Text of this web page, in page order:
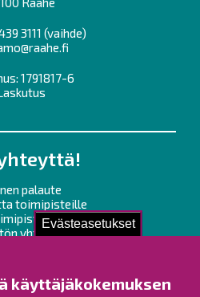
Evästeasetukset
käyttäjäkokemuksen
3111 (vaihde)
1791817-6
palaute
toimipisteille
yhteystiedot